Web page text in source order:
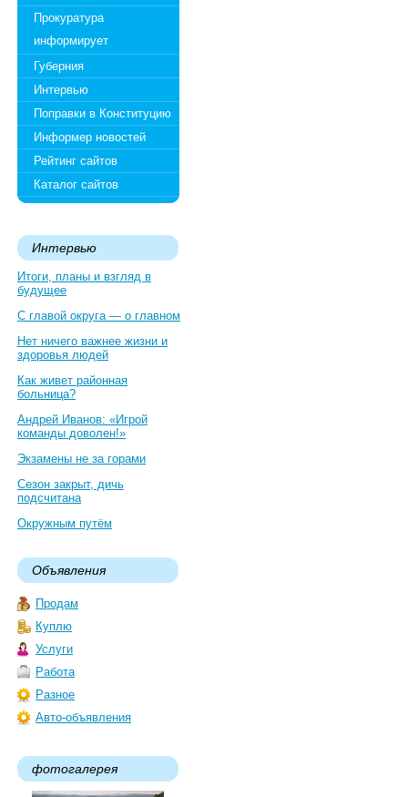
Прокуратура
информирует
Губерния
Интервью
Поправки в Конституцию
Информер новостей
Рейтинг сайтов
Каталог сайтов
Интервью
Итоги, планы и взгляд в
будущее
С главой округа — о главном
Нет ничего важнее жизни и
здоровья людей
Как живет районная
больница?
Андрей Иванов: «Игрой
команды доволен!»
Экзамены не за горами
Сезон закрыт, дичь
подсчитана
Окружным путём
Объявления
Продам
Куплю
Услуги
Работа
Разное
Авто-объявления
фотогалерея